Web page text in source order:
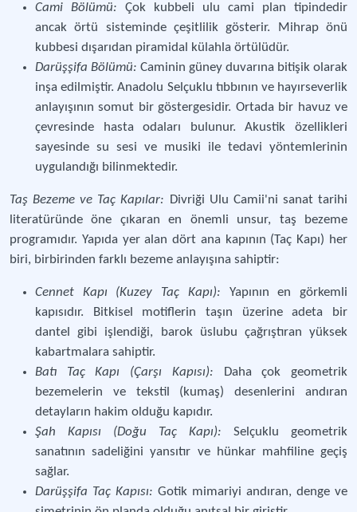
Cami Bölümü: Çok kubbeli ulu cami plan tipindedir
ancak örtü sisteminde çeşitlilik gösterir. Mihrap önü
kubbesi dışarıdan piramidal külahla örtülüdür.
Darüşşifa Bölümü: Caminin güney duvarına bitişik olarak
inşa edilmiştir. Anadolu Selçuklu tıbbının ve hayırseverlik
anlayışının somut bir göstergesidir. Ortada bir havuz ve
çevresinde hasta odaları bulunur. Akustik özellikleri
sayesinde su sesi ve musiki ile tedavi yöntemlerinin
uygulandığı bilinmektedir.
Taş Bezeme ve Taç Kapılar: Divriği Ulu Camii'ni sanat tarihi
literatüründe öne çıkaran en önemli unsur, taş bezeme
programıdır. Yapıda yer alan dört ana kapının (Taç Kapı) her
biri, birbirinden farklı bezeme anlayışına sahiptir:
Cennet Kapı (Kuzey Taç Kapı): Yapının en görkemli
kapısıdır. Bitkisel motiflerin taşın üzerine adeta bir
dantel gibi işlendiği, barok üslubu çağrıştıran yüksek
kabartmalara sahiptir.
Batı Taç Kapı (Çarşı Kapısı): Daha çok geometrik
bezemelerin ve tekstil (kumaş) desenlerini andıran
detayların hakim olduğu kapıdır.
Şah Kapısı (Doğu Taç Kapı): Selçuklu geometrik
sanatının sadeliğini yansıtır ve hünkar mahfiline geçiş
sağlar.
Darüşşifa Taç Kapısı: Gotik mimariyi andıran, denge ve